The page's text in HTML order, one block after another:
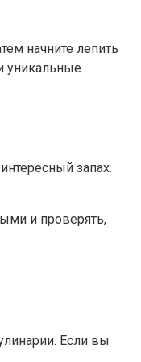
начните лепить
уникальные
запах.
и проверять,
Если вы